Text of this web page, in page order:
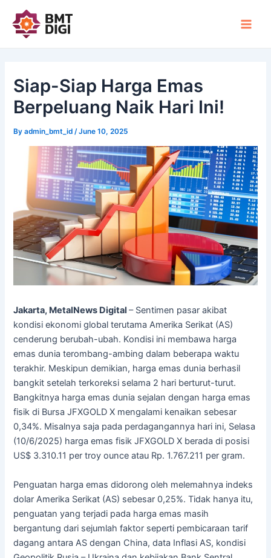
content
Siap-Siap Harga Emas
Berpeluang Naik Hari Ini!
Byadmin_bmt_id /June 10, 2025
Jakarta, MetalNews Digital– Sentimen pasar akibat
kondisi ekonomi global terutama Amerika Serikat (AS)
cenderung berubah-ubah. Kondisi ini membawa harga
emas dunia terombang-ambing dalam beberapa waktu
terakhir. Meskipun demikian, harga emas dunia berhasil
bangkit setelah terkoreksi selama 2 hari berturut-turut.
Bangkitnya harga emas dunia sejalan dengan harga emas
fisik di Bursa JFXGOLD X mengalami kenaikan sebesar
0,34%. Misalnya saja pada perdagangannya hari ini, Selasa
(10/6/2025) harga emas fisik JFXGOLD X berada di posisi
US$ 3.310.11 per troy ounce atau Rp. 1.767.211 per gram.
Penguatan harga emas didorong oleh melemahnya indeks
dolar Amerika Serikat (AS) sebesar 0,25%. Tidak hanya itu,
penguatan yang terjadi pada harga emas masih
bergantung dari sejumlah faktor seperti pembicaraan tarif
dagang antara AS dengan China, data Inflasi AS, kondisi
navigation